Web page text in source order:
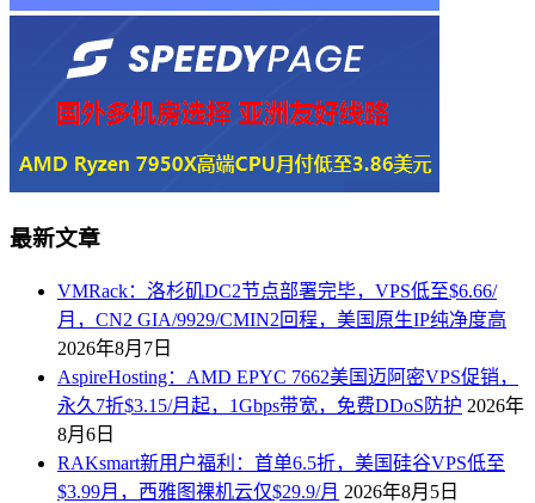
最新文章
VMRack：洛杉矶DC2节点部署完毕，VPS低至$6.66/
月，CN2 GIA/9929/CMIN2回程，美国原生IP纯净度高
2026年8月7日
AspireHosting：AMD EPYC 7662美国迈阿密VPS促销，
永久7折$3.15/月起，1Gbps带宽，免费DDoS防护 2026年
8月6日
RAKsmart新用户福利：首单6.5折，美国硅谷VPS低至
$3.99月，西雅图裸机云仅$29.9/月 2026年8月5日